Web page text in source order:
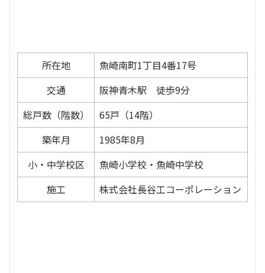
所在地
魚崎南町1丁目4番17号
交通
阪神青木駅 徒歩9分
総戸数（階数）
65戸（14階）
築年月
1985年8月
小・中学校区
魚崎小学校・魚崎中学校
施工
株式会社長谷工コーポレーション